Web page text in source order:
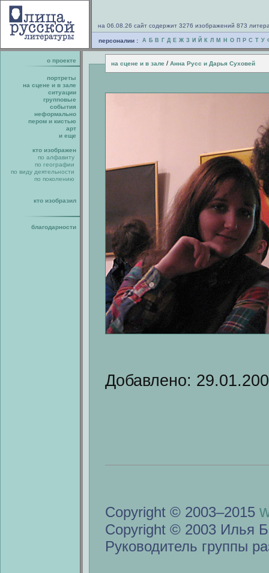
на 06.08.26 сайт содержит 3276 изображений 873
персоналии : А Б В Г Д Е Ж З И Й К Л М Н О П Р С Т У
о проекте на сцене и в зале / Анна Русс и Дарья Суховей
портреты
на сцене и в зале
ситуации
групповые
события
неформально
пером и кистью
арт
и еще
кто изображен
по алфавиту
по географии
по виду деятельности
по поколению
кто изобразил
благодарности
Добавлено:
Copyright © 2003–2015
Copyright © 2003 Илья
Руководитель группы